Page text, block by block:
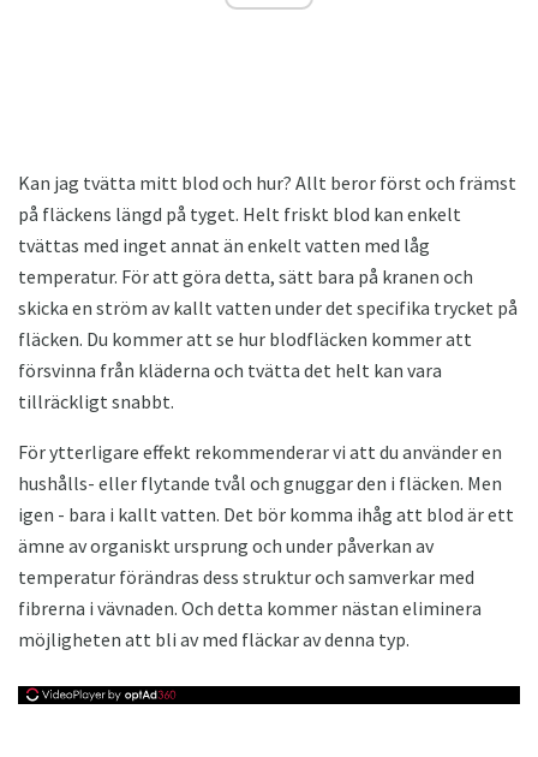
Kan jag tvätta mitt blod och hur? Allt beror först och främst
på fläckens längd på tyget. Helt friskt blod kan enkelt
tvättas med inget annat än enkelt vatten med låg
temperatur. För att göra detta, sätt bara på kranen och
skicka en ström av kallt vatten under det specifika trycket på
fläcken. Du kommer att se hur blodfläcken kommer att
försvinna från kläderna och tvätta det helt kan vara
tillräckligt snabbt.
För ytterligare effekt rekommenderar vi att du använder en
hushålls- eller flytande tvål och gnuggar den i fläcken. Men
igen - bara i kallt vatten. Det bör komma ihåg att blod är ett
ämne av organiskt ursprung och under påverkan av
temperatur förändras dess struktur och samverkar med
fibrerna i vävnaden. Och detta kommer nästan eliminera
möjligheten att bli av med fläckar av denna typ.